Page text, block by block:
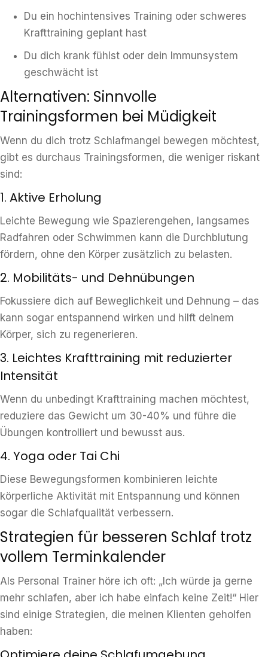
Du ein hochintensives Training oder schweres
Krafttraining geplant hast
Du dich krank fühlst oder dein Immunsystem
geschwächt ist
Alternativen: Sinnvolle
Trainingsformen bei Müdigkeit
Wenn du dich trotz Schlafmangel bewegen möchtest,
gibt es durchaus Trainingsformen, die weniger riskant
sind:
1. Aktive Erholung
Leichte Bewegung wie Spazierengehen, langsames
Radfahren oder Schwimmen kann die Durchblutung
fördern, ohne den Körper zusätzlich zu belasten.
2. Mobilitäts- und Dehnübungen
Fokussiere dich auf Beweglichkeit und Dehnung – das
kann sogar entspannend wirken und hilft deinem
Körper, sich zu regenerieren.
3. Leichtes Krafttraining mit reduzierter
Intensität
Wenn du unbedingt Krafttraining machen möchtest,
reduziere das Gewicht um 30-40% und führe die
Übungen kontrolliert und bewusst aus.
4. Yoga oder Tai Chi
Diese Bewegungsformen kombinieren leichte
körperliche Aktivität mit Entspannung und können
sogar die Schlafqualität verbessern.
Strategien für besseren Schlaf trotz
vollem Terminkalender
Als Personal Trainer höre ich oft: „Ich würde ja gerne
mehr schlafen, aber ich habe einfach keine Zeit!“ Hier
sind einige Strategien, die meinen Klienten geholfen
haben: